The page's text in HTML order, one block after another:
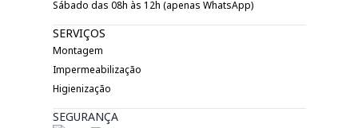
Sábado das 08h às 12h (apenas WhatsApp)
SERVIÇOS
Montagem
Impermeabilização
Higienização
SEGURANÇA